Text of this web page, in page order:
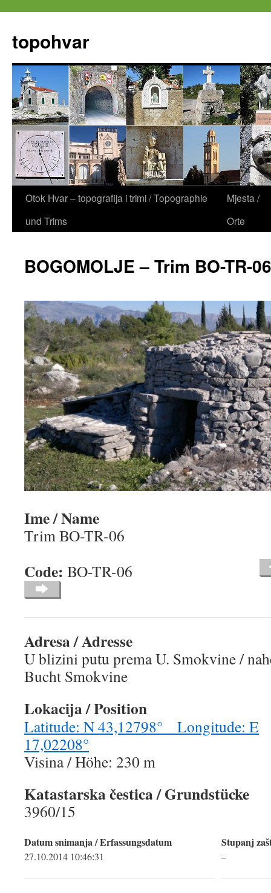
springen
topohvar
Otok Hvar – topografija i trimi / Topographie
und Trims
Mjesta /
Orte
BOGOMOLJE – Trim BO-TR-06
Ime / Name
Trim BO-TR-06
Code: BO-TR-06
Adresa / Adresse
U blizini putu prema U. Smokvine /
Bucht Smokvine
Lokacija / Position
Latitude: N 43,12798° Longitude: E
17,02208°
Visina / Höhe: 230 m
Katastarska čestica / Grundstücke
3960/15
Datum snimanja / Erfassungsdatum
27.10.2014 10:46:31
Stupanj
–